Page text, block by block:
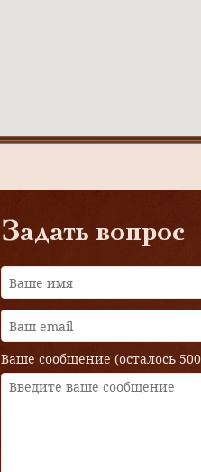
Задать вопрос
Ваше сообщение (осталось